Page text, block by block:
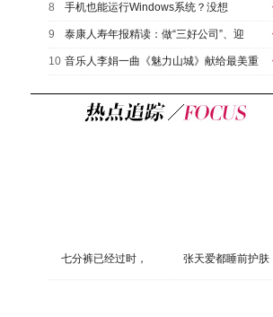
8 手机也能运行Windows系统？没想
9 泰康人寿年报精读：做“三好公司”、迎
10 音乐人李娟一曲《魅力山城》献给最美重
七分裤已经过时， 张天爱都睡前护肤